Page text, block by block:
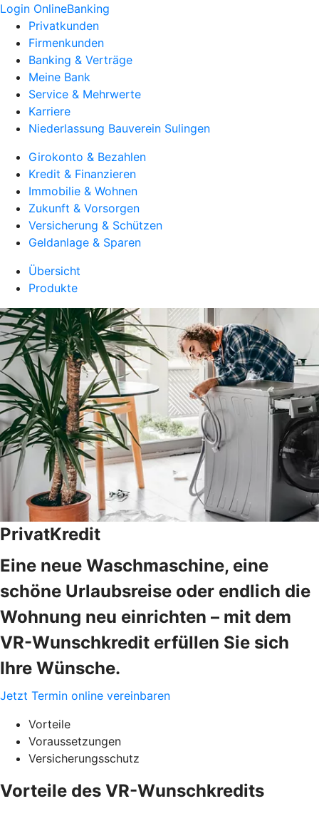
Login OnlineBanking
Privatkunden
Firmenkunden
Banking & Verträge
Meine Bank
Service & Mehrwerte
Karriere
Niederlassung Bauverein Sulingen
Girokonto & Bezahlen
Kredit & Finanzieren
Immobilie & Wohnen
Zukunft & Vorsorgen
Versicherung & Schützen
Geldanlage & Sparen
Übersicht
Produkte
PrivatKredit
Eine neue Waschmaschine, eine
schöne Urlaubsreise oder endlich die
Wohnung neu einrichten – mit dem
VR-Wunschkredit erfüllen Sie sich
Ihre Wünsche.
Jetzt Termin online vereinbaren
Vorteile
Voraussetzungen
Versicherungsschutz
Vorteile des VR-Wunschkredits